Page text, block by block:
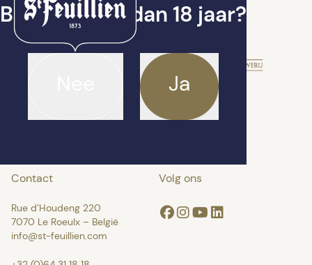
Ben je ouder dan 18 jaar?
Ja
Contact
Rue d’Houdeng 220
7070 Le Roeulx – België
info@st-feuillien.com
Volg ons
Facebook
Instagram
YoutubeLinkedin